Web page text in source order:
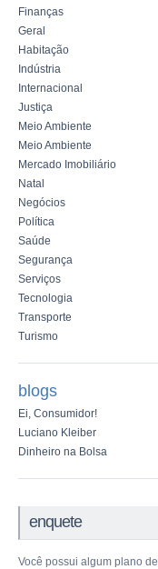
Finanças
Geral
Habitação
Indústria
Internacional
Justiça
Meio Ambiente
Meio Ambiente
Mercado Imobiliário
Natal
Negócios
Política
Saúde
Segurança
Serviços
Tecnologia
Transporte
Turismo
blogs
Ei, Consumidor!
Luciano Kleiber
Dinheiro na Bolsa
enquete
Você possui algum plano de